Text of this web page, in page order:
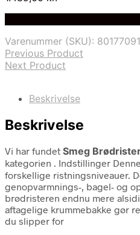
Varenummer (SKU):
Previous Product
Next Product
Beskrivelse
Beskrivelse
Vi har fundet Smeg
kategorien . Indstillinger
forskellige ristningsniveauer.
genopvarmnings-, bagel- og
brødristeren endnu mere
aftagelige krummebakke gør
du slipper for